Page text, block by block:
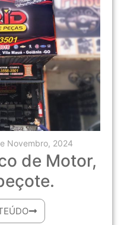
Novembro, 2024
de Motor,